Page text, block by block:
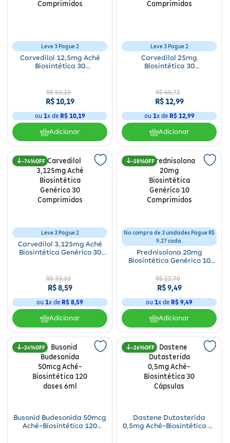
Leve 3 Pague 2
Carvedilol 12,5mg Aché
Biosintética 30
R$ 53,10
R$10,19
ou 1x de R$ 10,19
Adicionar
Leve 3 Pague 2
Carvedilol 25mg
Biosintética 30
R$ 60,72
R$12,99
ou 1x de R$ 12,99
Adicionar
74%
Leve 3 Pague 2
Carvedilol 3,125mg Aché
Biosintética Genérico 30
R$ 33,33
R$8,59
ou 1x de R$ 8,59
Adicionar
58%
Na compra de 3 unidades Pague R$
9.27 cada.
Prednisolona 20mg
Biosintética Genérico 10
R$ 22,70
R$9,49
ou 1x de R$ 9,49
Adicionar
24%
Busonid Budesonida 50mcg
Aché-Biosintética 120
26%
Dastene Dutasterida
0,5mg Aché-Biosintética 30
Fitoterápicos e Homeopáticos